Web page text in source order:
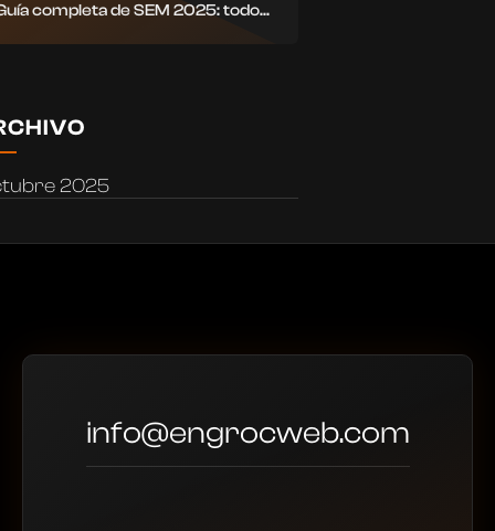
completa de SEM 2025: todo...
2025
info@engrocweb.com